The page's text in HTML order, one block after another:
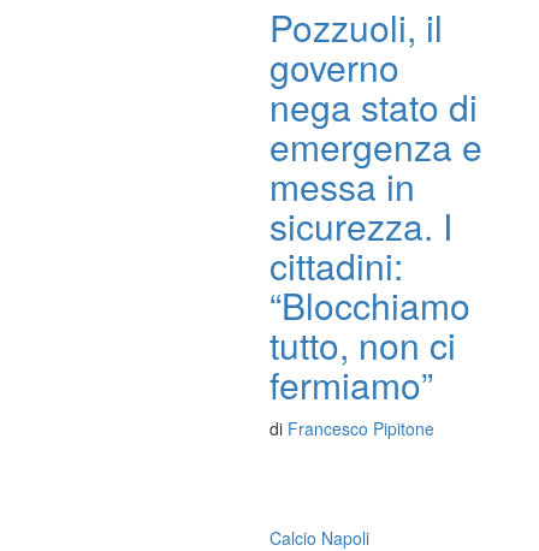
Pozzuoli, il
governo
nega stato di
emergenza e
messa in
sicurezza. I
cittadini:
“Blocchiamo
tutto, non ci
fermiamo”
di Francesco Pipitone
Calcio Napoli